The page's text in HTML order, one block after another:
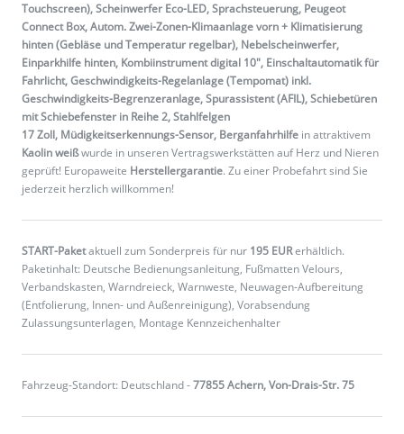
Touchscreen), Scheinwerfer Eco-LED, Sprachsteuerung, Peugeot
Connect Box, Autom. Zwei-Zonen-Klimaanlage vorn + Klimatisierung
hinten (Gebläse und Temperatur regelbar), Nebelscheinwerfer,
Einparkhilfe hinten, Kombiinstrument digital 10", Einschaltautomatik für
Fahrlicht, Geschwindigkeits-Regelanlage (Tempomat) inkl.
Geschwindigkeits-Begrenzeranlage, Spurassistent (AFIL), Schiebetüren
mit Schiebefenster in Reihe 2, Stahlfelgen
17 Zoll, Müdigkeitserkennungs-Sensor, Berganfahrhilfe in attraktivem
Kaolin weißwurde in unseren Vertragswerkstätten auf Herz und Nieren
geprüft! Europaweite Herstellergarantie. Zu einer Probefahrt sind Sie
jederzeit herzlich willkommen!
START-Paketaktuell zum Sonderpreis für nur 195 EURerhältlich.
Paketinhalt: Deutsche Bedienungsanleitung, Fußmatten Velours,
Verbandskasten, Warndreieck, Warnweste, Neuwagen-Aufbereitung
(Entfolierung, Innen- und Außenreinigung), Vorabsendung
Zulassungsunterlagen, Montage Kennzeichenhalter
Fahrzeug-Standort: Deutschland -77855 Achern, Von-Drais-Str. 75